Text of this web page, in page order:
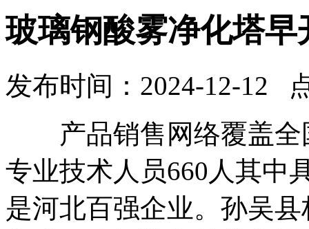
玻璃钢酸雾净化塔早
发布时间：2024-12-12
产品销售网络覆盖全
专业技术人员660人其中
是河北百强企业。孙吴